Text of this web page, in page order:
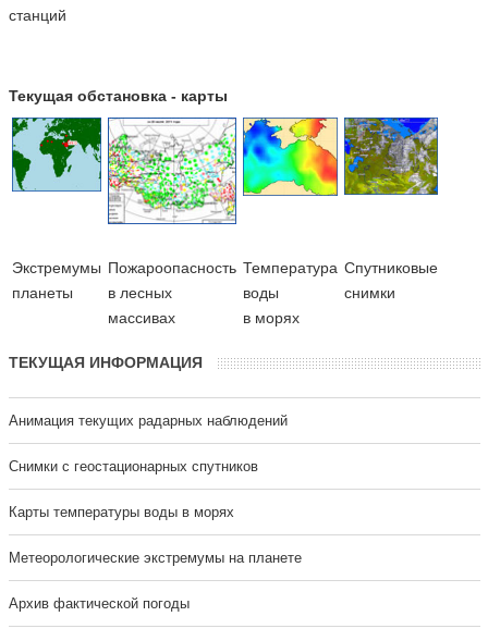
станций
Текущая обстановка - карты
Экстремумы
планеты
Пожароопасность
в лесных
массивах
Температура
воды
в морях
Cпутниковые
снимки
ТЕКУЩАЯ ИНФОРМАЦИЯ
Анимация текущих радарных наблюдений
Cнимки с геостационарных спутников
Карты температуры воды в морях
Метеорологические экстремумы на планете
Архив фактической погоды